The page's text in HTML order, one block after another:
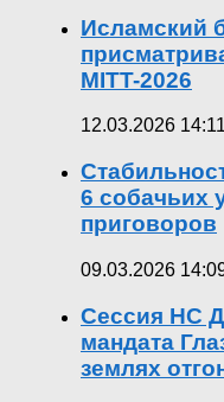
Исламский
MITT-2026
12.03.2026
6 собачьих
приговоров
09.03.2026
Сессия НС
мандата
землях